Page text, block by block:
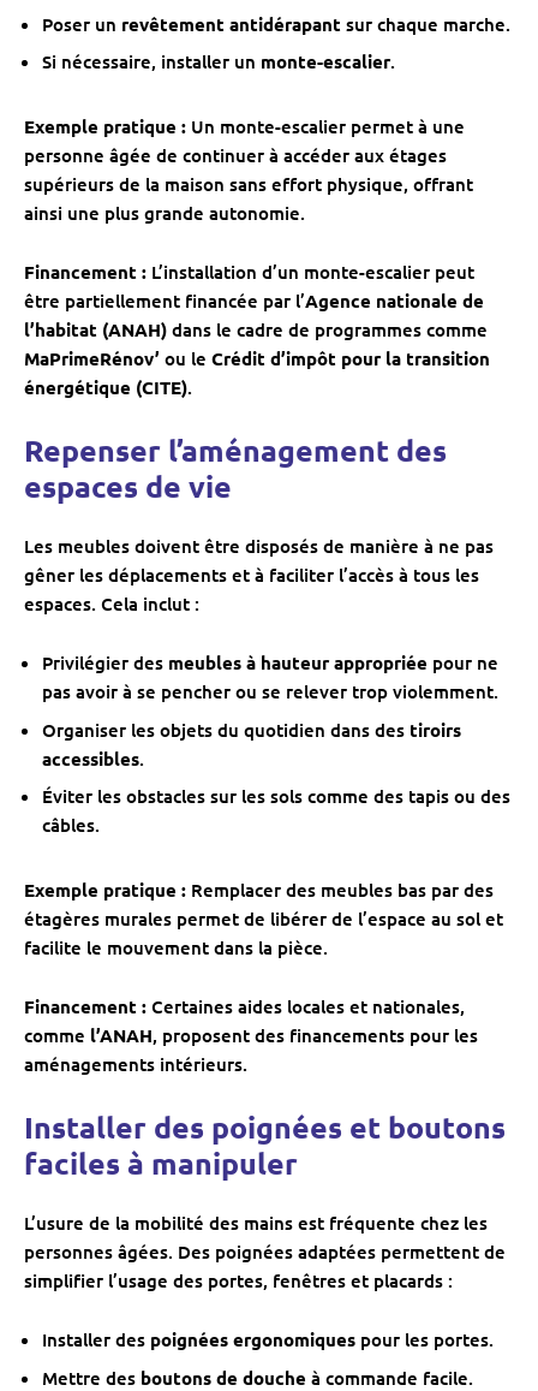
Poser un revêtement antidérapant sur chaque marche.
Si nécessaire, installer un monte-escalier.
Exemple pratique : Un monte-escalier permet à une
personne âgée de continuer à accéder aux étages
supérieurs de la maison sans effort physique, offrant
ainsi une plus grande autonomie.
Financement : L’installation d’un monte-escalier peut
être partiellement financée par l’Agence nationale de
l’habitat (ANAH) dans le cadre de programmes comme
MaPrimeRénov’ ou le Crédit d’impôt pour la transition
énergétique (CITE).
Repenser l’aménagement des
espaces de vie
Les meubles doivent être disposés de manière à ne pas
gêner les déplacements et à faciliter l’accès à tous les
espaces. Cela inclut :
Privilégier des meubles à hauteur appropriée pour ne
pas avoir à se pencher ou se relever trop violemment.
Organiser les objets du quotidien dans des tiroirs
accessibles.
Éviter les obstacles sur les sols comme des tapis ou des
câbles.
Exemple pratique : Remplacer des meubles bas par des
étagères murales permet de libérer de l’espace au sol et
facilite le mouvement dans la pièce.
Financement : Certaines aides locales et nationales,
comme l’ANAH, proposent des financements pour les
aménagements intérieurs.
Installer des poignées et boutons
faciles à manipuler
L’usure de la mobilité des mains est fréquente chez les
personnes âgées. Des poignées adaptées permettent de
simplifier l’usage des portes, fenêtres et placards :
Installer des poignées ergonomiques pour les portes.
Mettre des boutons de douche à commande facile.